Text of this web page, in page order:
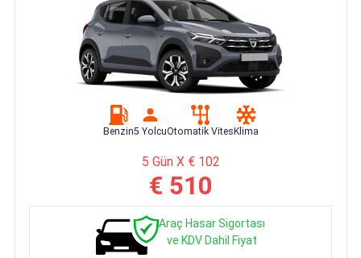
Benzin5 YolcuOtomatik VitesKlima
5 Gün X € 102
€ 510
Araç Hasar Sigortası
ve KDV Dahil Fiyat